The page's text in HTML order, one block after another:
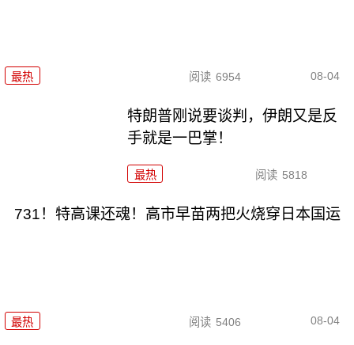
最热 阅读 6954 08-04
特朗普刚说要谈判，伊朗又是反
手就是一巴掌！
最热 阅读 5818
731！特高课还魂！高市早苗两把火烧穿日本国运
最热 阅读 5406 08-04